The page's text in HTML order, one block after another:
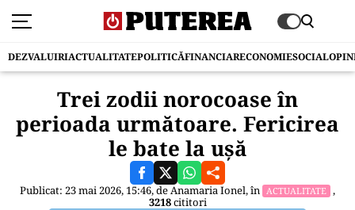
DEZVALUIRIACTUALITATEPOLITICĂFINANCIARECONOMIESOCIAL
Trei zodii norocoase în
perioada următoare. Fericirea
le bate la ușă
Publicat: 23 mai 2026, 15:46, deAnamaria Ionel, în ACTUALITATE ,
3218cititori